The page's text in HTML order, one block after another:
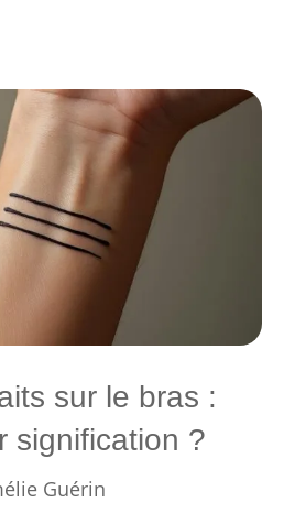
sur le bras :
signification ?
Guérin